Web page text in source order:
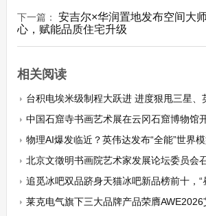
下一篇： 安吉尔×华润置地发布空间大
心，赋能品质住宅升级
相关阅读
台积电埃米级制程大跃进 进度狠甩三星、
中国石窟寺书画艺术展在云冈石窟博物馆
物理AI爆发临近？英伟达发布“全能”世界模型 机器人、自
北京文徵明书画院艺术家发展论坛委员会召开
追觅冰吧双品跻身天猫冰吧新品榜前十，“昼夜双生美学
莱克电气旗下三大品牌产品荣膺AWE2026